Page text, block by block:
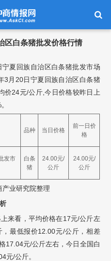
区白条猪批发价格行情
夏回族自治区白条猪批发市场
3月20日宁夏回族自治区白条猪
价24元/公斤,今日价格较昨日上
品种 当日价格
前一日价
格
发市
白条
猪
24.00元/
公斤
24.00元/
公斤
业研究院整理
来看，平均价格在17元/公斤左
最低报价12.00元/公斤，相差
17.04元/公斤左右，今日全国白
元/公斤。